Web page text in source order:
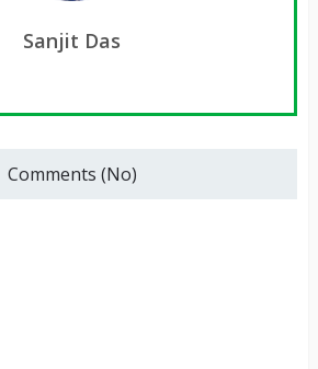
Sanjit Das
Comments (No)